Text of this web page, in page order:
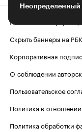
Неопределенный
Контактная информация
Скрыть баннеры на РБК
Корпоративная
О соблюдении
Пользовательское
Политика в
Политика обработки